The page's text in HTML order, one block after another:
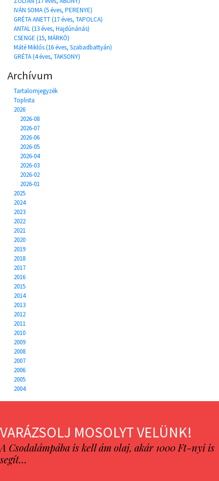
IVÁN SOMA (5 éves, PERENYE)
GRÉTA ANETT (17 éves, TAPOLCA)
ANTAL (13 éves, Hajdúnánás)
CSENGE (15, MÁRKÓ)
Máté Miklós (16 éves, Szabadbattyán)
GRÉTA (4 éves, TAKSONY)
Archívum
Tartalomjegyzék
Toplista
2026
2026-08
2026-07
2026-06
2026-05
2026-04
2026-03
2026-02
2026-01
2025
2024
2023
2022
2021
2020
2019
2018
2017
2016
2015
2014
2013
2012
2011
2010
2009
2008
2007
2006
2005
2004
VARÁZSOLJ MOSOLYT VELÜNK!
A Csodalámpába is kell ám olaj, akár 1000 Ft-nyi is
segít…